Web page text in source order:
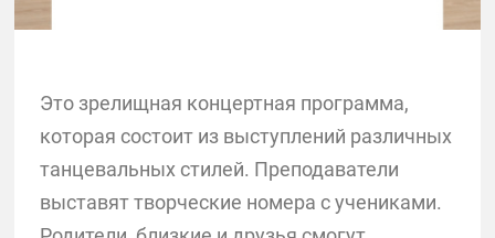
Это зрелищная концертная программа,
которая состоит из выступлений различных
танцевальных стилей. Преподаватели
выставят творческие номера с учениками.